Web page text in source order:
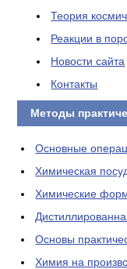
Теория
Реакции в
Новости сайта
Контакты
Методы
Основные
Химическая
Химические
Основы
Химия на